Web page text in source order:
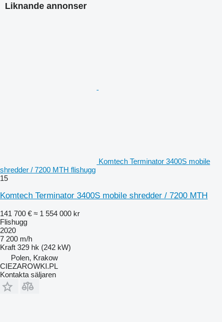
Liknande annonser
Komtech Terminator 3400S mobile
shredder / 7200 MTH flishugg
15
Komtech Terminator 3400S mobile shredder / 7200 MTH
141 700 € ≈ 1 554 000 kr
Flishugg
2020
7 200 m/h
Kraft 329 hk (242 kW)
Polen, Krakow
CIEZAROWKI.PL
Kontakta säljaren